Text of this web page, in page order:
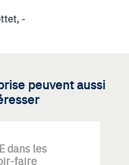
-
peuvent aussi
dans les
faire